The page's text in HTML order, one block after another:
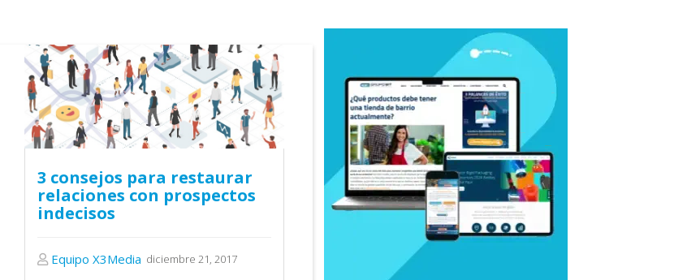
3 consejos para restaurar
relaciones con prospectos
indecisos
Equipo X3Media diciembre 21, 2017